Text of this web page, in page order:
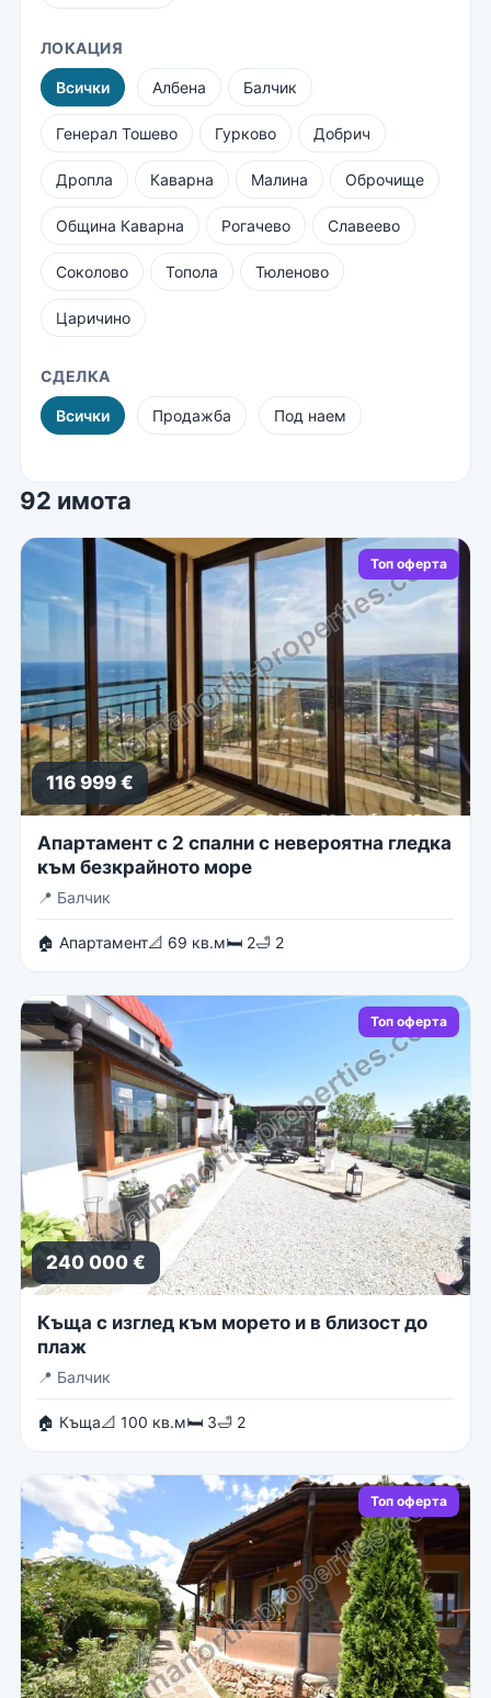
ЛОКАЦИЯ
Всички Албена Балчик
Генерал Тошево Гурково Добрич
Дропла Каварна Малина Оброчище
Община Каварна Рогачево Славеево
Соколово Топола Тюленово
Царичино
СДЕЛКА
Всички Продажба Под наем
92 имота
Топ оферта
116 999 €
Апартамент с 2 спални с невероятна гледка
към безкрайното море
📍 Балчик
🏠 Апартамент📐 69 кв.м🛏 2🛁 2
Топ оферта
240 000 €
Къща с изглед към морето и в близост до
плаж
📍 Балчик
🏠 Къща📐 100 кв.м🛏 3🛁 2
Топ оферта